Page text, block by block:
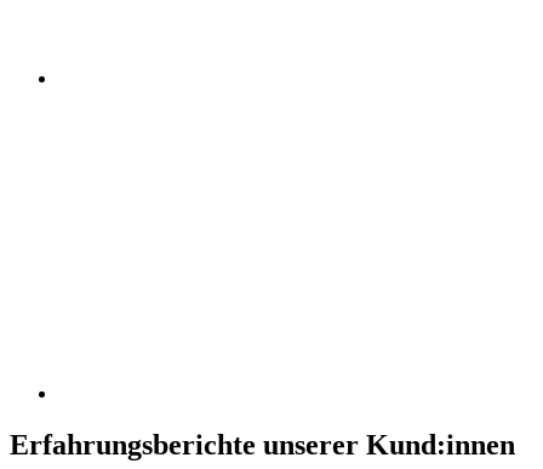
Erfahrungsberichte unserer Kund:innen